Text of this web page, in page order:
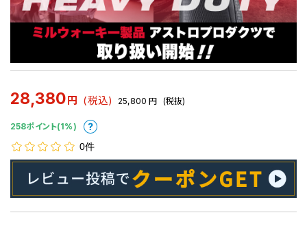
28,380 円 (税込) 25,800 円 (税抜)
258ポイント(1%)
0件